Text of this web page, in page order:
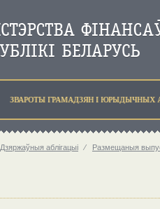
ЗВАРОТЫ ГРАМАДЗЯН I ЮРЫДЫЧНЫХ
Дзяржаўныя аблігацыі ⁄ Размещаныя